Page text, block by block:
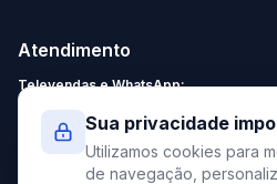
Atendimento
Televendas e WhatsApp:
Sábado: 9:00 - 13:00
contato@elevato.com.br
Sua privacidade
Utilizamos cookies para
de navegação,